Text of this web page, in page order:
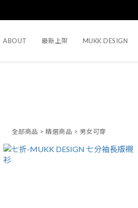
ABOUT 最新上架 MUKK DESIGN
全部商品 >精選商品 > 男女可穿